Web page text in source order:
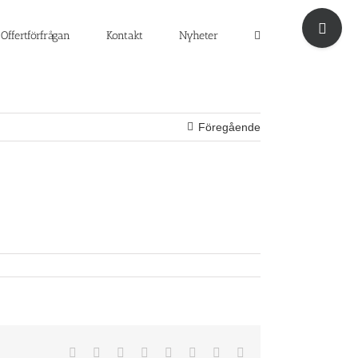
Offertförfrågan Kontakt Nyheter
Föregående
Facebook Reddit LinkedIn
TumblrPinterest
Byt
glidfält